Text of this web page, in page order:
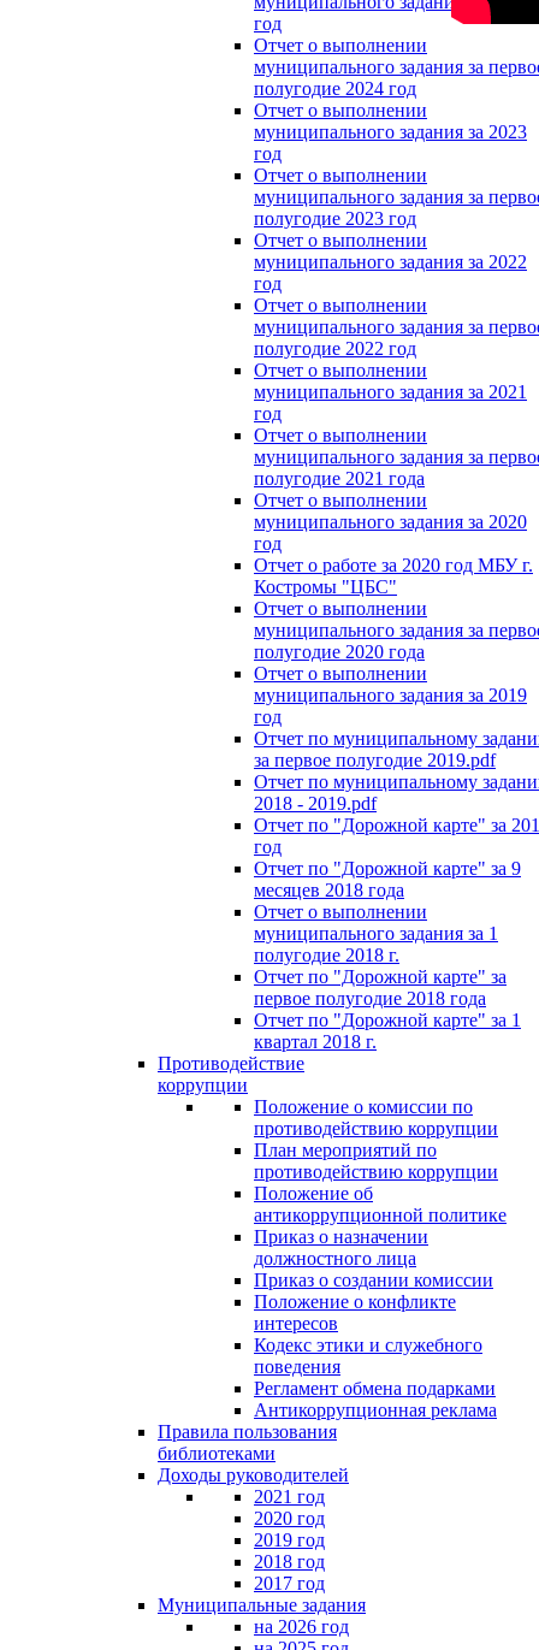
год
Отчет о выполнении
муниципального задания за
полугодие 2024 год
Отчет о выполнении
муниципального задания за 2023
год
Отчет о выполнении
муниципального задания за
полугодие 2023 год
Отчет о выполнении
муниципального задания за 2022
год
Отчет о выполнении
муниципального задания за
полугодие 2022 год
Отчет о выполнении
муниципального задания за 2021
год
Отчет о выполнении
муниципального задания за
полугодие 2021 года
Отчет о выполнении
муниципального задания за 2020
год
Отчет о работе за 2020 год МБУ г.
Костромы "ЦБС"
Отчет о выполнении
муниципального задания за
полугодие 2020 года
Отчет о выполнении
муниципального задания за 2019
год
Отчет по муниципальному
за первое полугодие 2019.pdf
Отчет по муниципальному
2018 - 2019.pdf
Отчет по "Дорожной карте" за
год
Отчет по "Дорожной карте" за 9
месяцев 2018 года
Отчет о выполнении
муниципального задания за 1
полугодие 2018 г.
Отчет по "Дорожной карте" за
первое полугодие 2018 года
Отчет по "Дорожной карте" за 1
квартал 2018 г.
Противодействие
коррупции
Положение о комиссии по
противодействию коррупции
План мероприятий по
противодействию коррупции
Положение об
антикоррупционной политике
Приказ о назначении
должностного лица
Приказ о создании комиссии
Положение о конфликте
интересов
Кодекс этики и служебного
поведения
Регламент обмена подарками
Антикоррупционная реклама
Правила пользования
библиотеками
Доходы руководителей
2021 год
2020 год
2019 год
2018 год
2017 год
Муниципальные задания
на 2026 год